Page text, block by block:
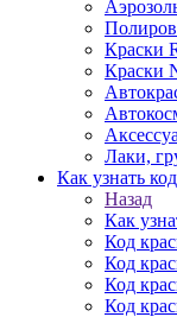
Краски
Краски
Лаки,
Как узнать
Назад
Как
Код
Код
Код
Код